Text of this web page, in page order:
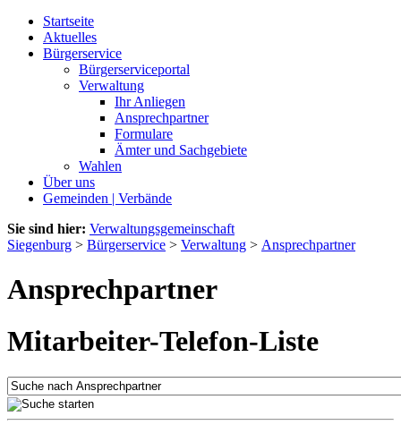
Startseite
Aktuelles
Bürgerservice
Bürgerserviceportal
Verwaltung
Ihr Anliegen
Ansprechpartner
Formulare
Ämter und Sachgebiete
Wahlen
Über uns
Gemeinden | Verbände
Sie sind hier: Verwaltungsgemeinschaft
Siegenburg > Bürgerservice > Verwaltung > Ansprechpartner
Ansprechpartner
Mitarbeiter-Telefon-Liste